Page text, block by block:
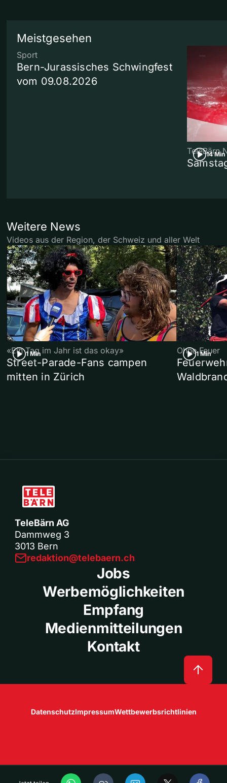
Meistgesehen
Sport
Bern-Jurassisches Schwingfest
vom 09.08.2026
14 Min
TeleBärn
Weitere News
Videos aus der Region, der Schweiz und aller Welt
1 Min
«Ein Tag im Jahr ist das okay»
Street-Parade-Fans campen
mitten in Zürich
1 Min
Ohne Feuer
TeleBärn AG
Dammweg 3
3013 Bern
redaktion@telebaern.ch
Jobs
Werbemöglichkeiten
Empfang
Medienmitteilungen
Kontakt
DatenschutzImpressumWettbewerbsrichtlinien